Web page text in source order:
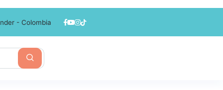
- Colombia